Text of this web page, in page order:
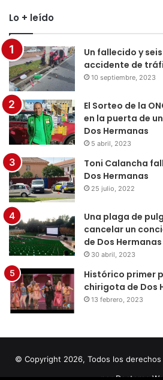
Lo + leído
Un fallecido y
accidente de
10 septiembre, 2023
El Sorteo de la
en la puerta de
Dos Hermanas
5 abril, 2023
Toni Calancha
Dos Hermanas
25 julio, 2022
Una plaga de
cancelar un
de Dos Hermanas
30 abril, 2023
Histórico primer
chirigota de Dos
13 febrero, 2023
© Copyright 2026, Todos los